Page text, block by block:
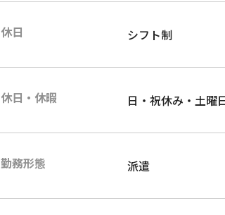
休日 シフト制
休日・休暇 日・祝休み・土曜
勤務形態 派遣